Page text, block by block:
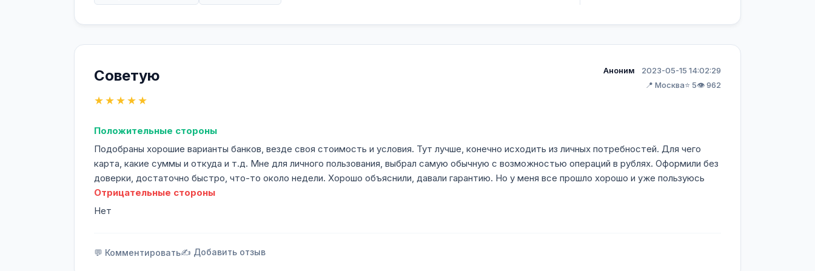
Советую
★★★★★
Аноним
2023-05-15 14:02:29
📍 Москва⭐ 5👁️ 962
Положительные стороны
Подобраны хорошие варианты банков, везде своя стоимость и условия. Тут лучше, конечно исходить из личных потребностей. Для чего
карта, какие суммы и откуда и т.д. Мне для личного пользования, выбрал самую обычную с возможностью операций в рублях. Оформили без
доверки, достаточно быстро, что-то около недели. Хорошо объяснили, давали гарантию. Но у меня все прошло хорошо и уже пользуюсь
Отрицательные стороны
Нет
💬 Комментировать✍️ Добавить отзыв